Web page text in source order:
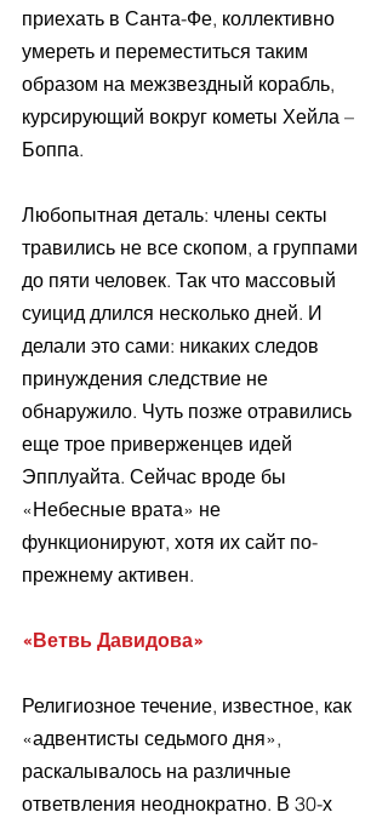
приехать в Санта-Фе, коллективно
умереть и переместиться таким
образом на межзвездный корабль,
курсирующий вокруг кометы Хейла –
Боппа.
Любопытная деталь: члены секты
травились не все скопом, а группами
до пяти человек. Так что массовый
суицид длился несколько дней. И
делали это сами: никаких следов
принуждения следствие не
обнаружило. Чуть позже отравились
еще трое приверженцев идей
Эпплуайта. Сейчас вроде бы
«Небесные врата» не
функционируют, хотя их сайт по-
прежнему активен.
«Ветвь Давидова»
Религиозное течение, известное, как
«адвентисты седьмого дня»,
раскалывалось на различные
ответвления неоднократно. В 30-х